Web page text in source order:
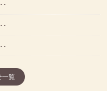
･
･
･
一覧